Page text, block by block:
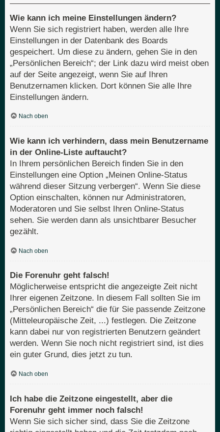
Wie kann ich meine Einstellungen ändern?
Wenn Sie sich registriert haben, werden alle Ihre
Einstellungen in der Datenbank des Boards
gespeichert. Um diese zu ändern, gehen Sie in den
„Persönlichen Bereich“; der Link dazu wird meist oben
auf der Seite angezeigt, wenn Sie auf Ihren
Benutzernamen klicken. Dort können Sie alle Ihre
Einstellungen ändern.
Nach oben
Wie kann ich verhindern, dass mein Benutzername
in der Online-Liste auftaucht?
In Ihrem persönlichen Bereich finden Sie in den
Einstellungen eine Option „Meinen Online-Status
während dieser Sitzung verbergen“. Wenn Sie diese
Option einschalten, können nur Administratoren,
Moderatoren und Sie selbst Ihren Online-Status
sehen. Sie werden dann als unsichtbarer Besucher
gezählt.
Nach oben
Die Forenuhr geht falsch!
Möglicherweise entspricht die angezeigte Zeit nicht
Ihrer eigenen Zeitzone. In diesem Fall sollten Sie im
„Persönlichen Bereich“ die für Sie passende Zeitzone
(Mitteleuropäische Zeit, ...) festlegen. Die Zeitzone
kann dabei nur von registrierten Benutzern geändert
werden. Wenn Sie noch nicht registriert sind, ist dies
ein guter Grund, dies jetzt zu tun.
Nach oben
Ich habe die Zeitzone eingestellt, aber die
Forenuhr geht immer noch falsch!
Wenn Sie sich sicher sind, dass Sie die Zeitzone